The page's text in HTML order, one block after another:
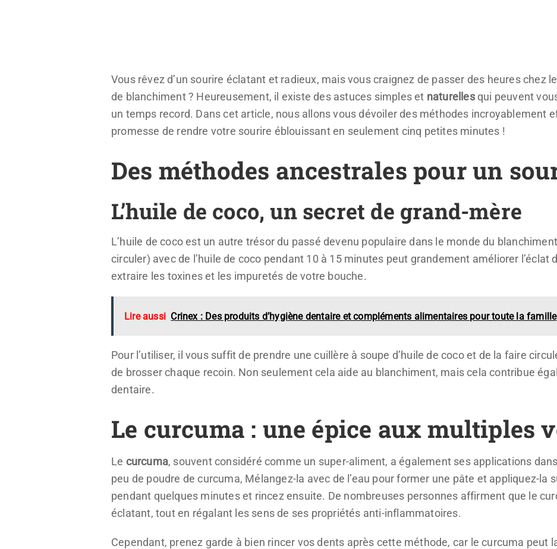
Vous rêvez d’un sourire éclatant et radieux, mais vous craignez de passer des heures chez
de blanchiment ? Heureusement, il existe des astuces simples et naturellesqui peuvent
un temps record. Dans cet article, nous allons vous dévoiler des méthodes incroyablement
promesse de rendre votre sourire éblouissant en seulement cinq petites minutes !
Des méthodes ancestrales pour un
L’huile de coco, un secret de grand-mère
L’huile de coco est un autre trésor du passé devenu populaire dans le monde du
circuler) avec de l’huile de coco pendant 10 à 15 minutes peut grandement améliorer l’éclat
extraire les toxines et les impuretés de votre bouche.
Lire aussi Crinex : Des produits d’hygiène dentaire et compléments alimentaires pour toute la famille
Pour l’utiliser, il vous suffit de prendre une cuillère à soupe d’huile de coco et de la faire
de brosser chaque recoin. Non seulement cela aide au blanchiment, mais cela contribue
dentaire.
Le curcuma : une épice aux multiples
Le curcuma, souvent considéré comme un super-aliment, a également ses applications
peu de poudre de curcuma, Mélangez-la avec de l’eau pour former une pâte et appliquez-la
pendant quelques minutes et rincez ensuite. De nombreuses personnes affirment que le
éclatant, tout en régalant les sens de ses propriétés anti-inflammatoires.
Cependant, prenez garde à bien rincer vos dents après cette méthode, car le curcuma peut